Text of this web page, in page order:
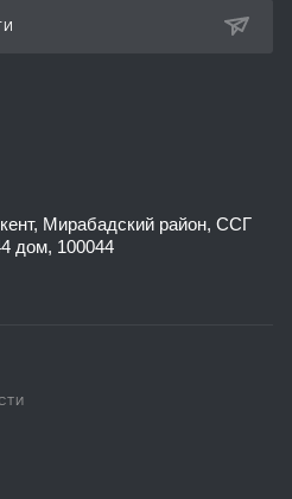
Мирабадский район, ССГ
дом, 100044